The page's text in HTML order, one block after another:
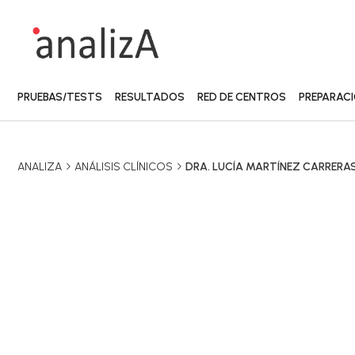
PRUEBAS/TESTS RESULTADOS RED DE CENTROS
ANALIZA ANÁLISIS CLÍNICOS DRA. LUCÍA MARTÍNEZ